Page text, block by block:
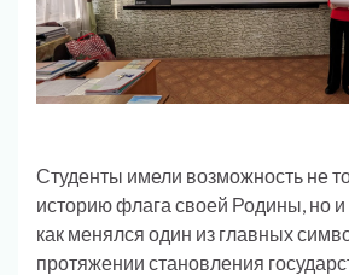
Студенты имели возможность не
историю флага своей Родины, но и
как менялся один из главных
протяжении становления